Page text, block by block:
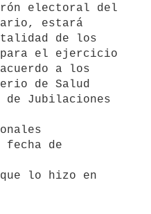
electoral del
estará
de los
para el ejercicio
a los
de Salud
Jubilaciones
de
lo hizo en